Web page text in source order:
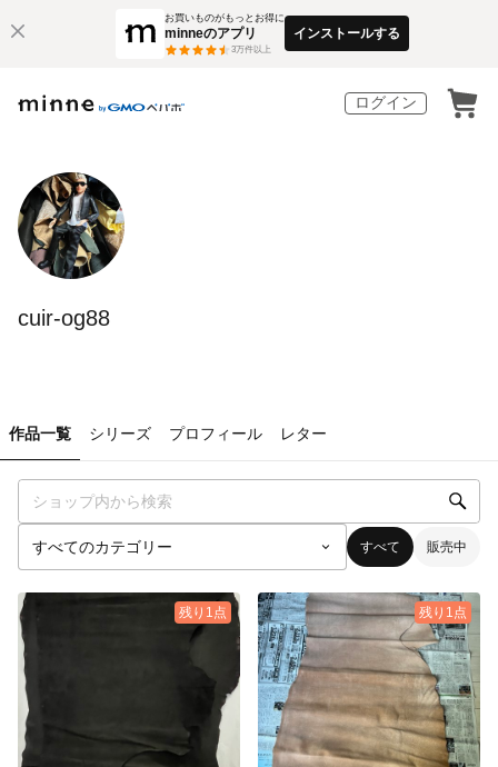
お買いものがもっとお得に
minneのアプリ
3万件以上
インストールする
ログイン
cuir-og88
作品一覧 シリーズ プロフィール レター
すべて 販売中
残り1点 残り1点